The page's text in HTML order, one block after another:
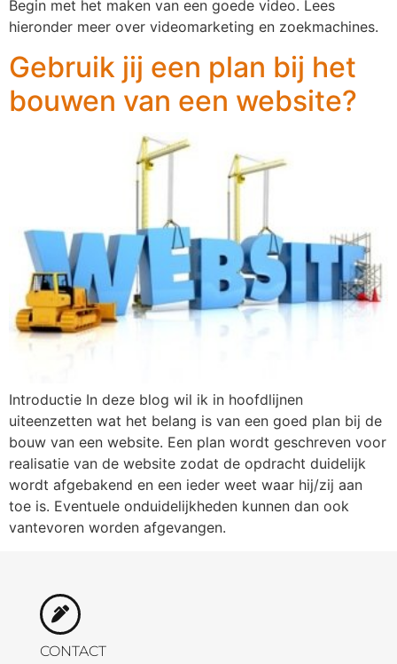
Begin met het maken van een goede video. Lees
hieronder meer over videomarketing en zoekmachines.
Gebruik jij een plan bij het
bouwen van een website?
Introductie In deze blog wil ik in hoofdlijnen
uiteenzetten wat het belang is van een goed plan bij de
bouw van een website. Een plan wordt geschreven voor
realisatie van de website zodat de opdracht duidelijk
wordt afgebakend en een ieder weet waar hij/zij aan
toe is. Eventuele onduidelijkheden kunnen dan ook
vantevoren worden afgevangen.
CONTACT